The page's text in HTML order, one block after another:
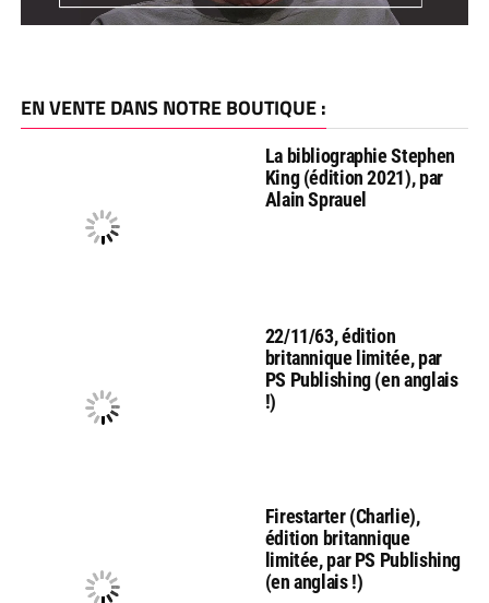
EN VENTE DANS NOTRE BOUTIQUE :
La bibliographie Stephen
King (édition 2021), par
Alain Sprauel
22/11/63, édition
britannique limitée, par
PS Publishing (en anglais
!)
Firestarter (Charlie),
édition britannique
limitée, par PS Publishing
(en anglais !)